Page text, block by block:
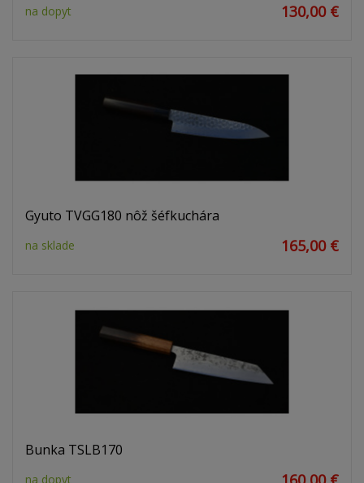
na dopyt 130,00 €
Gyuto TVGG180 nôž šéfkuchára
na sklade 165,00 €
Bunka TSLB170
na dopyt